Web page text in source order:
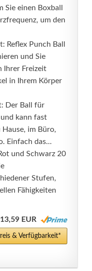
Sie einen Boxball
um den
Reflex Punch Ball
und Sie
Ihrer Freizeit
in Ihrem Körper
Der Ball für
kann fast
im Büro,
Einfach das...
und Schwarz 20
Stufen,
Fähigkeiten
13,59 EUR
& Verfügbarkeit*